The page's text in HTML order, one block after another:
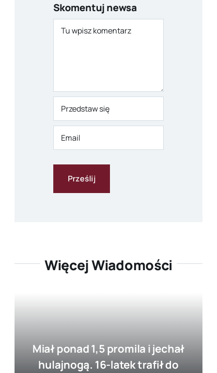
Skomentuj newsa
Comment
Więcej Wiadomości
Miał ponad 1,5 promila i jechał
hulajnogą. 16-latek trafił do